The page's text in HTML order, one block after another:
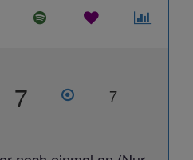
7 7